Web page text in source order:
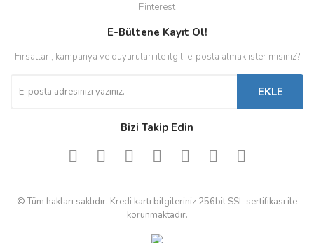
Pinterest
E-Bültene Kayıt Ol!
Fırsatları, kampanya ve duyuruları ile ilgili e-posta almak ister misiniz?
EKLE
Bizi Takip Edin
© Tüm hakları saklıdır. Kredi kartı bilgileriniz 256bit SSL sertifikası ile
korunmaktadır.